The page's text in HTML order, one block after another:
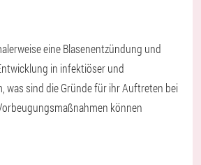
eine Blasenentzündung und
in infektiöser und
was sind die Gründe für ihr Auftreten bei
können